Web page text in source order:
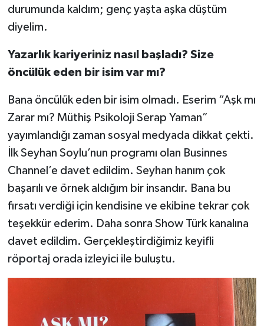
durumunda kaldım; genç yaşta aşka düştüm
diyelim.
Yazarlık kariyeriniz nasıl
başladı? Size
öncülük eden bir isim var mı?
Bana öncülük eden bir isim olmadı. Eserim “Aşk mı
Zarar mı? Müthiş Psikoloji Serap Yaman”
yayımlandığı zaman sosyal medyada dikkat çekti.
İlk Seyhan Soylu’nun programı olan Businnes
Channel’e davet edildim. Seyhan hanım çok
başarılı ve örnek aldığım bir insandır. Bana bu
fırsatı verdiği için kendisine ve ekibine tekrar çok
teşekkür ederim. Daha sonra Show Türk kanalına
davet edildim. Gerçekleştirdiğimiz keyifli
röportaj orada izleyici ile buluştu.